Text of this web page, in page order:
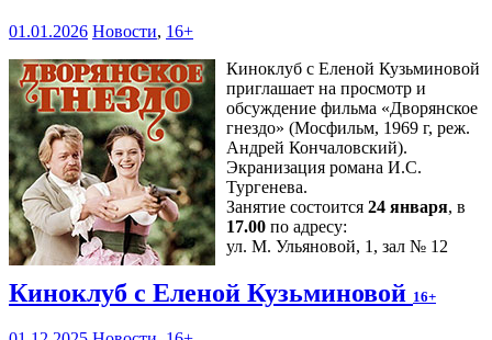
01.01.2026 Новости, 16+
Киноклуб с Еленой Кузьминовой
приглашает на просмотр и
обсуждение фильма «Дворянское
гнездо» (Мосфильм, 1969 г, реж.
Андрей Кончаловский).
Экранизация романа И.С.
Тургенева.
Занятие состоится 24 января, в
17.00 по адресу:
ул. М. Ульяновой, 1, зал № 12
Киноклуб с Еленой Кузьминовой 16+